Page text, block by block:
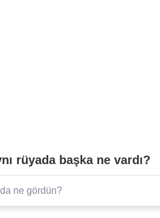
rüyada başka ne vardı?